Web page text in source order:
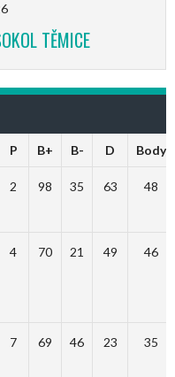
TĚMICE
P B+ B- D Body
2 98 35 63 48
4 70 21 49 46
7 69 46 23 35